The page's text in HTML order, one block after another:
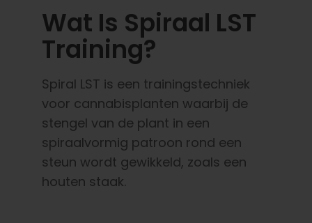
Wat Is Spiraal LST
Training?
Spiral LST is een trainingstechniek
voor cannabisplanten waarbij de
stengel van de plant in een
spiraalvormig patroon rond een
steun wordt gewikkeld, zoals een
houten staak.